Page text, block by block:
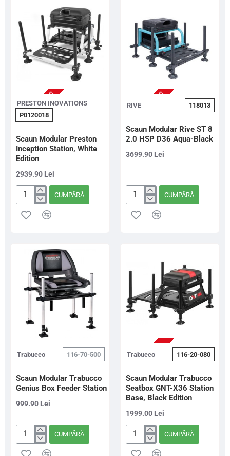
NU ESTE IN STOC
PRESTON INOVATIONS
P0120018
Scaun Modular Preston
Inception Station, White
Edition
2939.90 Lei
Scaun
Preston
Edition
CUMPĂRĂ
NU ESTE IN STOC
RIVE 118013
Scaun Modular Rive ST 8
2.0 HSP D36 Aqua-Black
3699.90 Lei
Scaun
Rive
Aqua-
CUMPĂRĂ
Trabucco 116-70-500
Scaun Modular Trabucco
Genius Box Feeder Station
999.90 Lei
Scaun
CUMPĂRĂ
PRE-COMANDA
Trabucco 116-20-080
Scaun Modular Trabucco
Seatbox GNT-X36 Station
Base, Black Edition
1999.00 Lei
Scaun
CUMPĂRĂ